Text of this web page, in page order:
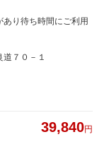
り待ち時間にご利用
７０－１
39,840円